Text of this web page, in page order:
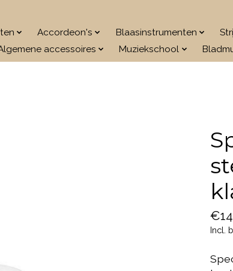
Accordeon's Blaasinstrumenten
accessoires Muziekschool
Incl.